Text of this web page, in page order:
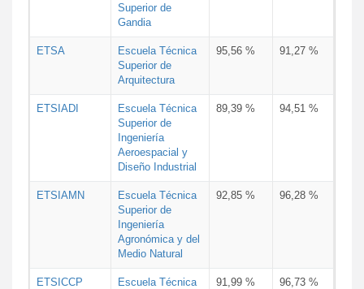
Superior de
Gandia
ETSA
Escuela Técnica
Superior de
Arquitectura
95,56 % 91,27 %
ETSIADI
Escuela Técnica
Superior de
Ingeniería
Aeroespacial y
Diseño Industrial
89,39 % 94,51 %
ETSIAMN
Escuela Técnica
Superior de
Ingeniería
Agronómica y del
Medio Natural
92,85 % 96,28 %
ETSICCP
Escuela Técnica
91,99 % 96,73 %